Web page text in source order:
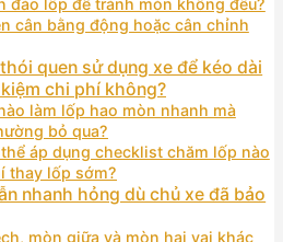
cân bằng động hoặc cân chỉnh
quen sử dụng xe để kéo dài
chi phí không?
làm lốp hao mòn nhanh mà
bỏ qua?
áp dụng checklist chăm lốp nào
thay lốp sớm?
nhanh hỏng dù chủ xe đã bảo
mòn giữa và mòn hai vai khác